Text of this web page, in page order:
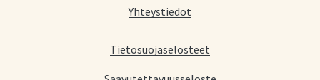
Yhteystiedot
Tietosuojaselosteet